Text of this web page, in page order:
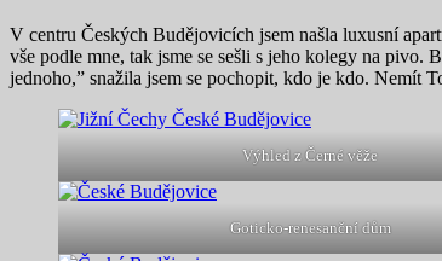
V centru Českých Budějovicích jsem našla luxusní
vše podle mne, tak jsme se sešli s jeho kolegy na
jednoho,” snažila jsem se pochopit, kdo je kdo. Nemít
Výhled z Černé věže
Goticko-renesanční dům